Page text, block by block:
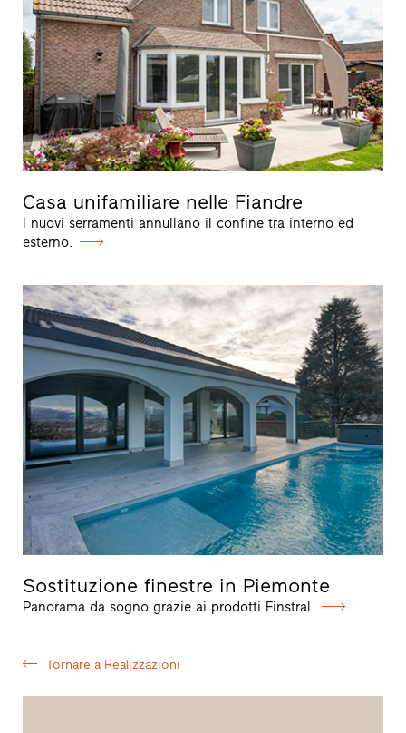
Casa unifamiliare nelle Fiandre
I nuovi serramenti annullano il confine tra interno ed
esterno.
Sostituzione finestre in Piemonte
Panorama da sogno grazie ai prodotti Finstral.
Tornare a Realizzazioni